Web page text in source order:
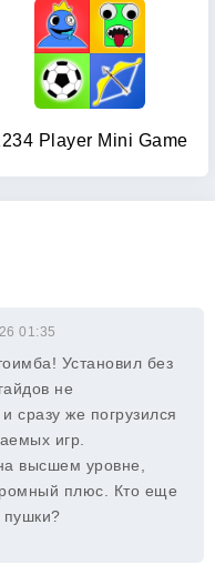
Player Mini Game
01:35
Установил без
не
сразу же погрузился
игр.
высшем уровне,
плюс. Кто еще
пушки?